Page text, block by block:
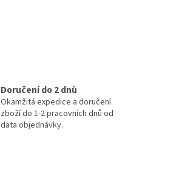
Doručení do 2 dnů
Okamžitá expedice a doručení
zboží do 1-2 pracovních dnů od
data objednávky.